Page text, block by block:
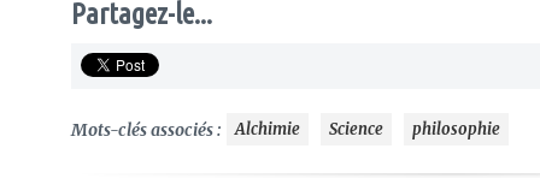
Partagez-le...
Mots-clés associés : Alchimie Science philosophie